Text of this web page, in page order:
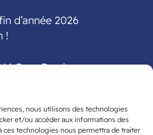
nous utilisons des technologies
et/ou accéder aux informations des
ces technologies nous permettra de traiter
d’année 2026
!
Gym Bordeaux